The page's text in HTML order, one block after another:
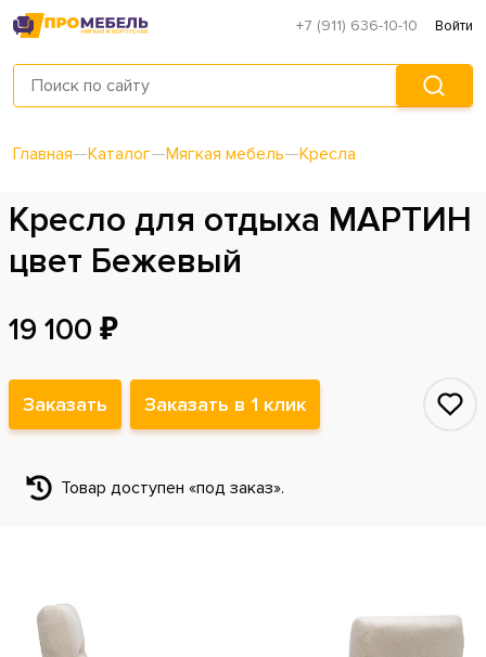
+7 (911) 636-10-10 Войти
Главная—Каталог—Мягкая мебель—Кресла
Кресло для отдыха МАРТИН
цвет Бежевый
19 100 ₽
Заказать Заказать в 1 клик
Товар доступен «под заказ».